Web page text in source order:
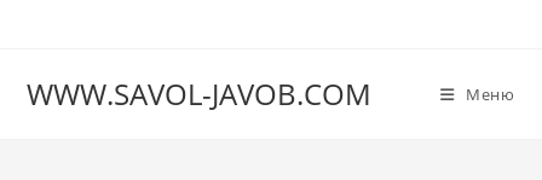
WWW.SAVOL-JAVOB.COM Меню